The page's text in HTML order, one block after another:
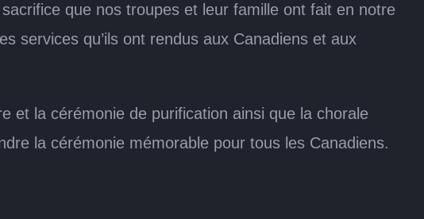
que nos troupes et leur famille ont fait en notre
services qu’ils ont rendus aux Canadiens et aux
et la cérémonie de purification ainsi que la chorale
la cérémonie mémorable pour tous les Canadiens.